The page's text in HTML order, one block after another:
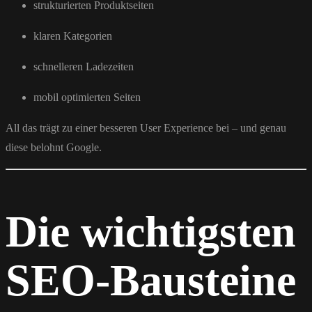
strukturierten Produktseiten
klaren Kategorien
schnelleren Ladezeiten
mobil optimierten Seiten
All das trägt zu einer besseren User Experience bei – und genau
diese belohnt Google.
Die wichtigsten
SEO-Bausteine